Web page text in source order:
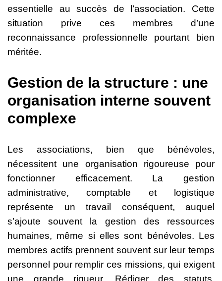
essentielle au succès de l’association. Cette
situation prive ces membres d’une
reconnaissance professionnelle pourtant bien
méritée.
Gestion de la structure : une
organisation interne souvent
complexe
Les associations, bien que bénévoles,
nécessitent une organisation rigoureuse pour
fonctionner efficacement. La gestion
administrative, comptable et logistique
représente un travail conséquent, auquel
s’ajoute souvent la gestion des ressources
humaines, même si elles sont bénévoles. Les
membres actifs prennent souvent sur leur temps
personnel pour remplir ces missions, qui exigent
une grande rigueur. Rédiger des statuts,